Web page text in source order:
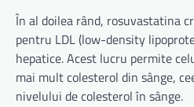
În al doilea rând, rosuvastatina
pentru LDL (low-density
hepatice. Acest lucru permite
mai mult colesterol din sânge,
nivelului de colesterol în sânge.